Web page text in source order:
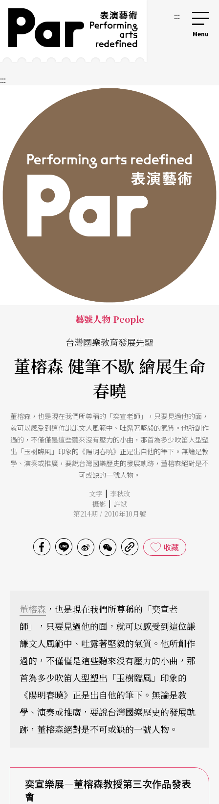
跳到主要內容區塊
網站導覽 :::
:::
藝號人物 People
台灣國樂教育發展先驅
董榕森 健筆不歇 繪展生命
春曉
董榕森，也是現在我們所尊稱的「奕宣老師」，只要見過他的面，
就可以感受到這位謙謙文人風範中、吐露著堅毅的氣質。他所創作
過的，不僅僅是這些聽來沒有壓力的小曲，那首為多少吹笛人型塑
出「玉樹臨風」印象的《陽明春曉》正是出自他的筆下。無論是教
學、演奏或推廣，要說台灣國樂歷史的發展軌跡，董榕森絕對是不
可或缺的一號人物。
文字 | 李秋玫
攝影 | 許斌
第214期 / 2010年10月號
收藏
董榕森 ，也是現在我們所尊稱的「奕宣老
師」，只要見過他的面，就可以感受到這位謙
謙文人風範中、吐露著堅毅的氣質。他所創作
過的，不僅僅是這些聽來沒有壓力的小曲，那
首為多少吹笛人型塑出「玉樹臨風」印象的
《陽明春曉》正是出自他的筆下。無論是教
學、演奏或推廣，要說台灣國樂歷史的發展軌
跡，董榕森絕對是不可或缺的一號人物。
奕宣樂展—董榕森教授第三次作品發表
會